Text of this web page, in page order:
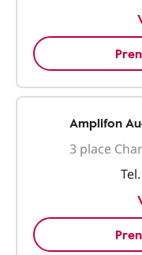
Amplifon
3 place